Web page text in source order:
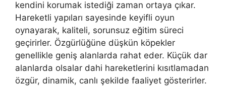
kendini korumak istediği zaman ortaya çıkar.
Hareketli yapıları sayesinde keyifli oyun
oynayarak, kaliteli, sorunsuz eğitim süreci
geçirirler. Özgürlüğüne düşkün köpekler
genellikle geniş alanlarda rahat eder. Küçük dar
alanlarda olsalar dahi hareketlerini kısıtlamadan
özgür, dinamik, canlı şekilde faaliyet gösterirler.